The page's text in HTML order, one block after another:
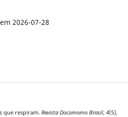
2026-07-28
que respiram. Revista Docomomo Brasil, 4(5),